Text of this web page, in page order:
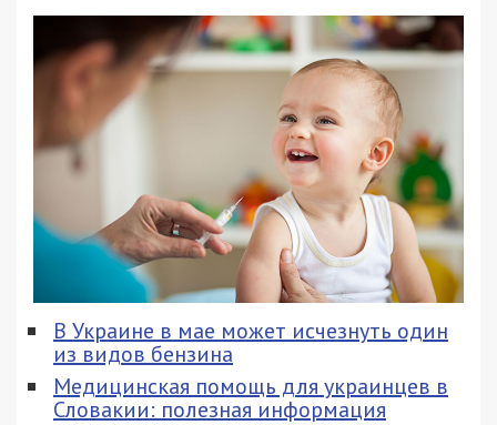
В Украине в мае может исчезнуть один
из видов бензина
Медицинская помощь для украинцев в
Словакии: полезная информация